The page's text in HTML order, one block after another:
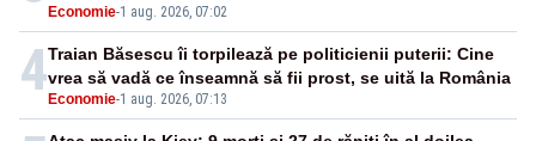
Economie-1 aug. 2026, 07:02
4 Economie-1 aug. 2026, 07:13
Traian Băsescu îi torpilează pe politicienii puterii: Cine
vrea să vadă ce înseamnă să fii prost, se uită la România